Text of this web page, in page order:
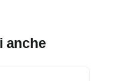
anche